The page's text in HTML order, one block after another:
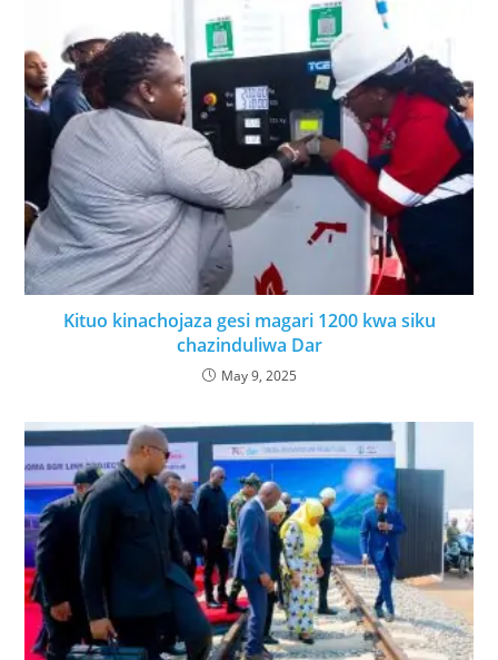
Kituo kinachojaza gesi magari 1200 kwa siku
chazinduliwa Dar
May 9, 2025